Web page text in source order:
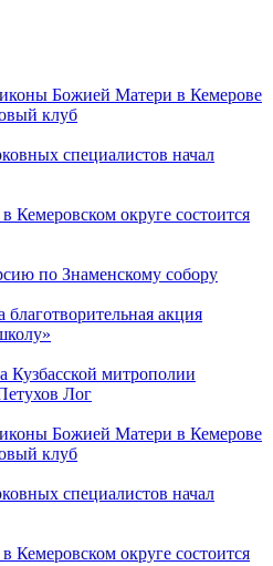
Божией Матери в Кемерове
клуб
специалистов начал
Кемеровском округе состоится
по Знаменскому собору
благотворительная акция
Кузбасской митрополии
Лог
Божией Матери в Кемерове
клуб
специалистов начал
Кемеровском округе состоится